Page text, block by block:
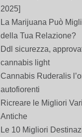
2025]
La Marijuana Può
della Tua Relazione?
Ddl sicurezza,
cannabis light
Cannabis Ruderalis
autofiorenti
Ricreare le Migliori
Antiche
Le 10 Migliori